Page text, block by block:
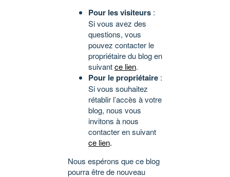
Pour les visiteurs :
Si vous avez des
questions, vous
pouvez contacter le
propriétaire du blog en
suivantce lien.
Pour le propriétaire :
Si vous souhaitez
rétablir l’accès à votre
blog, nous vous
invitons à nous
contacter en suivant
ce lien.
Nous espérons que ce blog
pourra être de nouveau